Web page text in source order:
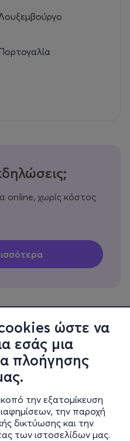
ώστε να
εσάς μια
πλοήγησης
την εξατομίκευση
την παροχή
δικτύωσης και την
των ιστοσελίδων μας.
online, χωρίς κόστος